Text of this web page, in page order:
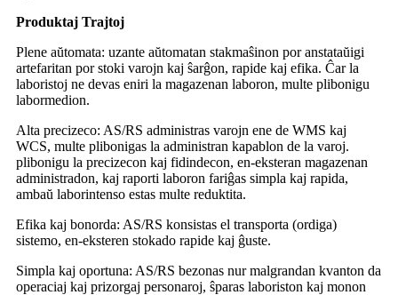
Produktaj Trajtoj
Plene aŭtomata: uzante aŭtomatan stakmaŝinon por anstataŭigi
artefaritan por stoki varojn kaj ŝarĝon, rapide kaj efika. Ĉar la
laboristoj ne devas eniri la magazenan laboron, multe plibonigu
labormedion.
Alta precizeco: AS/RS administras varojn ene de WMS kaj
WCS, multe plibonigas la administran kapablon de la varoj.
plibonigu la precizecon kaj fidindecon, en-eksteran magazenan
administradon, kaj raporti laboron fariĝas simpla kaj rapida,
ambaŭ laborintenso estas multe reduktita.
Efika kaj bonorda: AS/RS konsistas el transporta (ordiga)
sistemo, en-eksteren stokado rapide kaj ĝuste.
Simpla kaj oportuna: AS/RS bezonas nur malgrandan kvanton da
operaciaj kaj prizorgaj personaroj, ŝparas laboriston kaj monon